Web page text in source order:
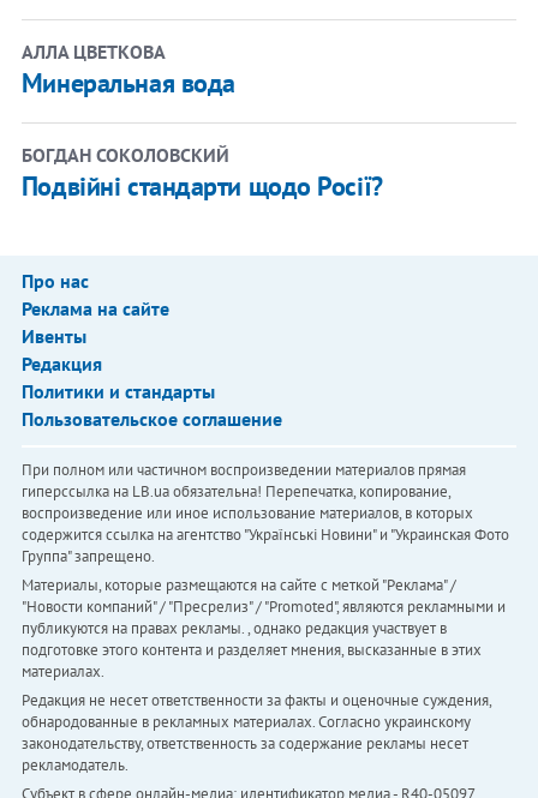
АЛЛА ЦВЕТКОВА
Минеральная вода
БОГДАН СОКОЛОВСКИЙ
Подвійні стандарти щодо Росії?
Про нас
Реклама на сайте
Ивенты
Редакция
Политики и стандарты
Пользовательское соглашение
При полном или частичном воспроизведении материалов прямая
гиперссылка на LB.ua обязательна! Перепечатка, копирование,
воспроизведение или иное использование материалов, в которых
содержится ссылка на агентство "Українськi Новини" и "Украинская Фото
Группа" запрещено.
Материалы, которые размещаются на сайте с меткой "Реклама" /
"Новости компаний" / "Пресрелиз" / "Promoted", являются рекламными и
публикуются на правах рекламы. , однако редакция участвует в
подготовке этого контента и разделяет мнения, высказанные в этих
материалах.
Редакция не несет ответственности за факты и оценочные суждения,
обнародованные в рекламных материалах. Согласно украинскому
законодательству, ответственность за содержание рекламы несет
рекламодатель.
Субъект в сфере онлайн-медиа; идентификатор медиа - R40-05097